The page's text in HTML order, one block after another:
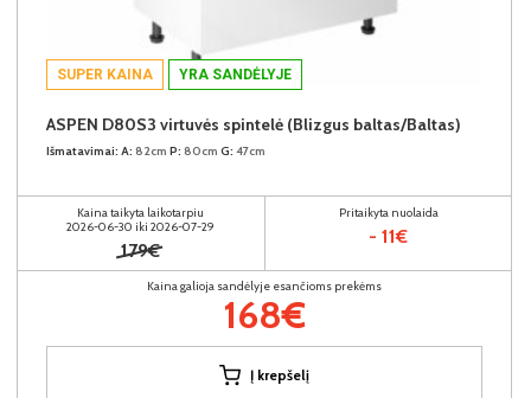
SUPER KAINA YRA SANDĖLYJE
ASPEN D80S3 virtuvės spintelė (Blizgus baltas/Baltas)
Išmatavimai: A: 82cm P: 80cm G: 47cm
Kaina taikyta laikotarpiu
2026-06-30 iki 2026-07-29
179€
Pritaikyta nuolaida
- 11€
Kaina galioja sandėlyje esančioms prekėms
168€
Į krepšelį